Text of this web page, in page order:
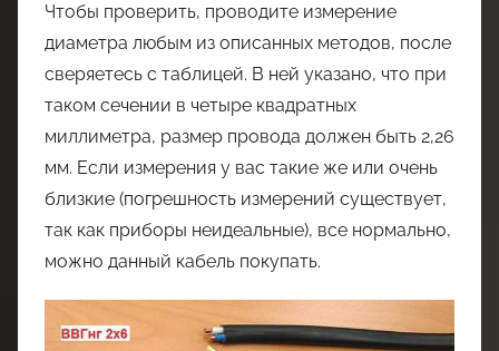
Чтобы проверить, проводите измерение
диаметра любым из описанных методов, после
сверяетесь с таблицей. В ней указано, что при
таком сечении в четыре квадратных
миллиметра, размер провода должен быть 2,26
мм. Если измерения у вас такие же или очень
близкие (погрешность измерений существует,
так как приборы неидеальные), все нормально,
можно данный кабель покупать.